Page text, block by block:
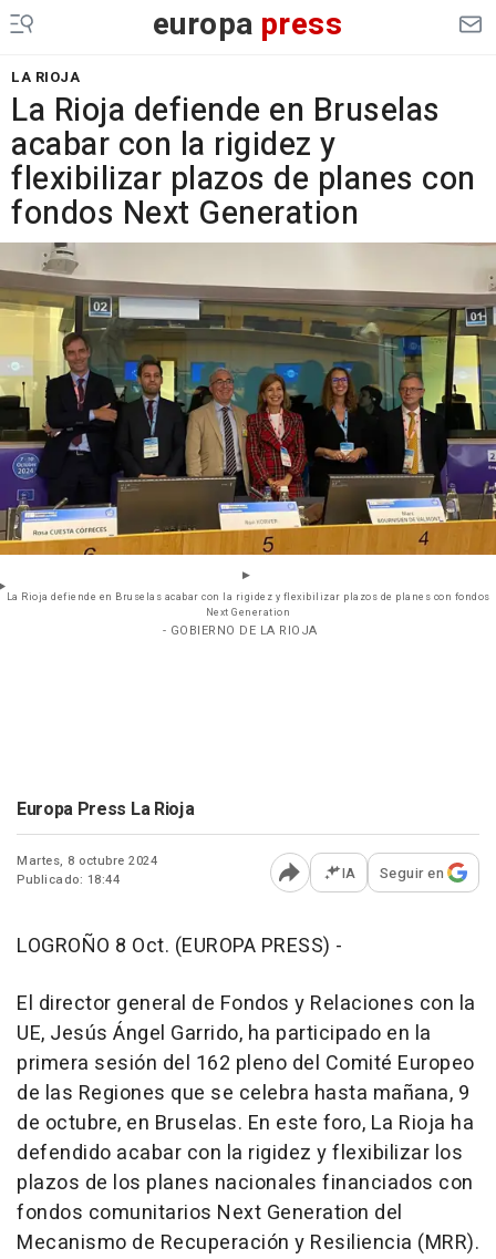
europa press
LA RIOJA
La Rioja defiende en Bruselas
acabar con la rigidez y
flexibilizar plazos de planes con
fondos Next Generation
La Rioja defiende en Bruselas acabar con la rigidez y flexibilizar plazos de planes con fondos
Next Generation
- GOBIERNO DE LA RIOJA
Europa Press La Rioja
Martes, 8 octubre 2024
Publicado: 18:44
Abrir opciones para
IA Seguir en
LOGROÑO 8 Oct. (EUROPA PRESS) -
El director general de Fondos y Relaciones con la
UE, Jesús Ángel Garrido, ha participado en la
primera sesión del 162 pleno del Comité Europeo
de las Regiones que se celebra hasta mañana, 9
de octubre, en Bruselas. En este foro, La Rioja ha
defendido acabar con la rigidez y flexibilizar los
plazos de los planes nacionales financiados con
fondos comunitarios Next Generation del
Mecanismo de Recuperación y Resiliencia (MRR).